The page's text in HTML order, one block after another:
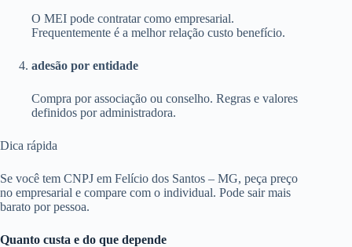
O MEI pode contratar como empresarial.
Frequentemente é a melhor relação custo benefício.
adesão por entidade
Compra por associação ou conselho. Regras e valores
definidos por administradora.
Dica rápida
Se você tem CNPJ em Felício dos Santos – MG, peça preço
no empresarial e compare com o individual. Pode sair mais
barato por pessoa.
Quanto custa e do que depende